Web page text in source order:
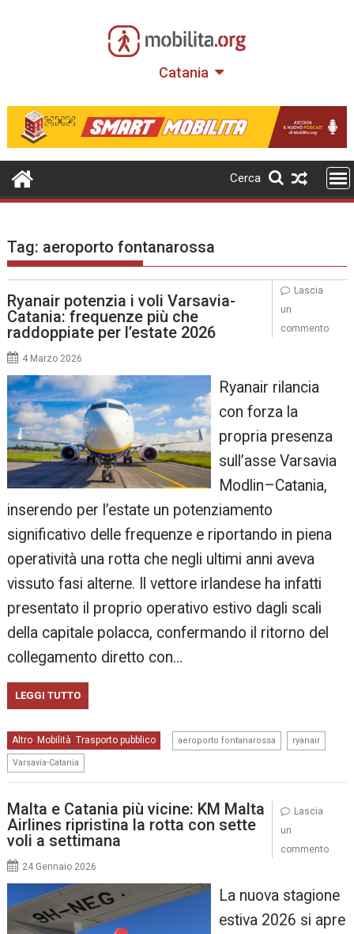
Catania
Cerca
Tag: aeroporto fontanarossa
Ryanair potenzia i voli Varsavia-
Catania: frequenze più che
raddoppiate per l’estate 2026
4 Marzo 2026
Ryanair rilancia
con forza la
propria presenza
sull’asse Varsavia
Modlin–Catania,
inserendo per l’estate un potenziamento
significativo delle frequenze e riportando in piena
operatività una rotta che negli ultimi anni aveva
vissuto fasi alterne. Il vettore irlandese ha infatti
presentato il proprio operativo estivo dagli scali
della capitale polacca, confermando il ritorno del
collegamento diretto con…
LEGGI TUTTO
Altro, Mobilità, Trasporto pubblico aeroporto fontanarossa ryanair
Varsavia-Catania
Lascia
un
commento
Malta e Catania più vicine: KM Malta
Airlines ripristina la rotta con sette
voli a settimana
24 Gennaio 2026
La nuova stagione
estiva 2026 si apre
Lascia
un
commento